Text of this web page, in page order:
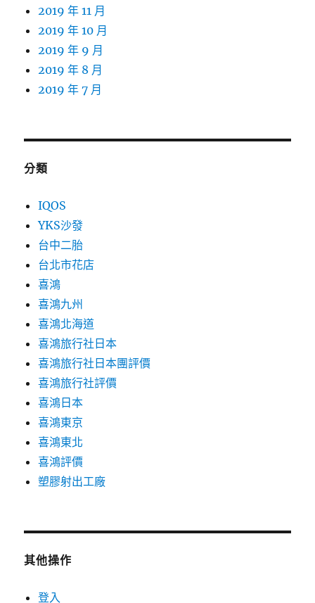
2019 年 11 月
2019 年 10 月
2019 年 9 月
2019 年 8 月
2019 年 7 月
分類
IQOS
YKS沙發
台中二胎
台北市花店
喜鴻
喜鴻九州
喜鴻北海道
喜鴻旅行社日本
喜鴻旅行社日本團評價
喜鴻旅行社評價
喜鴻日本
喜鴻東京
喜鴻東北
喜鴻評價
塑膠射出工廠
其他操作
登入